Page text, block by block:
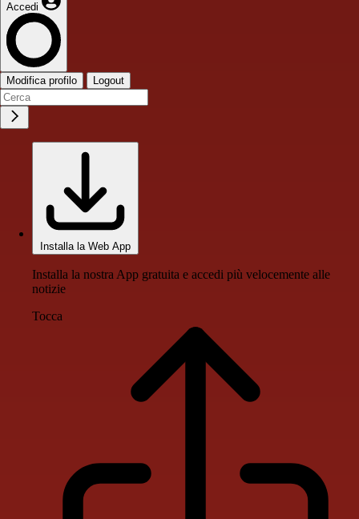
Accedi
Modifica profilo Logout
Installa la Web App
Installa la nostra App gratuita e accedi più velocemente alle
notizie
Tocca